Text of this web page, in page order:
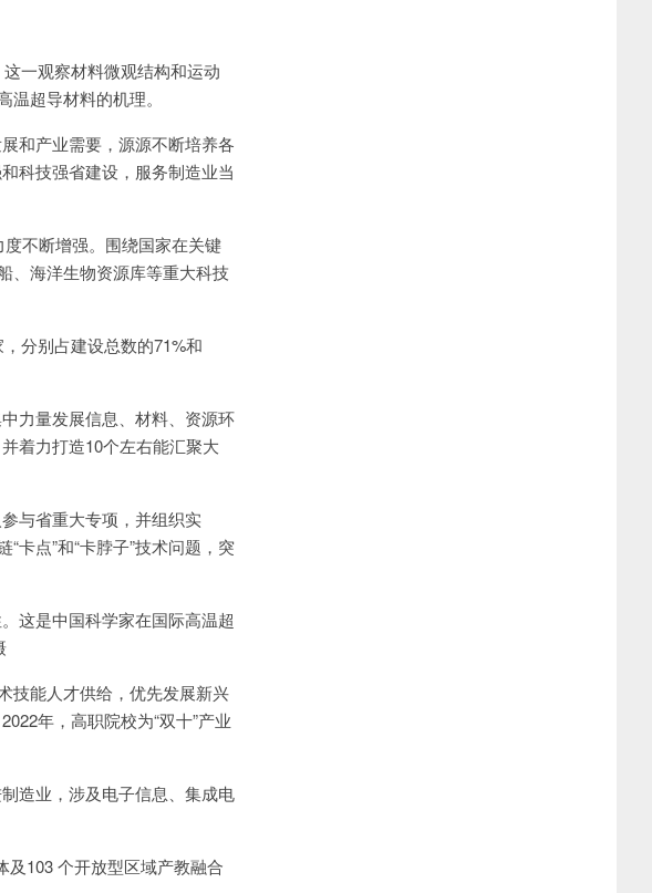
一观察材料微观结构和运动
超导材料的机理。
和产业需要，源源不断培养各
科技强省建设，服务制造业当
不断增强。围绕国家在关键
、海洋生物资源库等重大科技
分别占建设总数的71%和
力量发展信息、材料、资源环
着力打造10个左右能汇聚大
与省重大专项，并组织实
卡点”和“卡脖子”技术问题，突
这是中国科学家在国际高温超
技能人才供给，优先发展新兴
年，高职院校为“双十”产业
造业，涉及电子信息、集成电
及103 个开放型区域产教融合